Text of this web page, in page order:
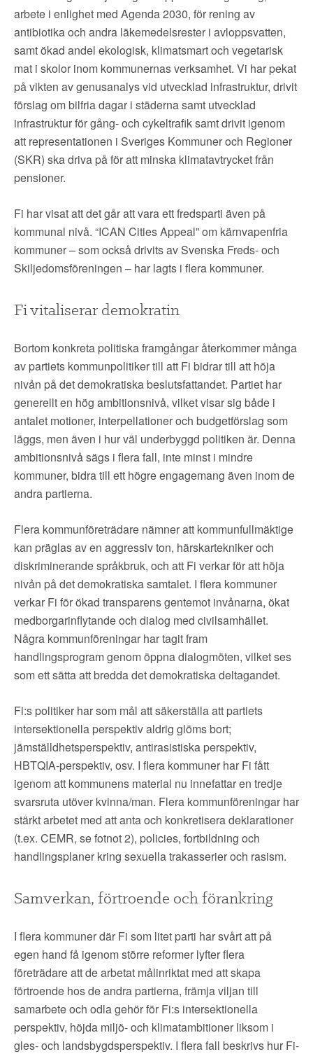
arbete i enlighet med Agenda 2030, för rening av
antibiotika och andra läkemedelsrester i avloppsvatten,
samt ökad andel ekologisk, klimatsmart och vegetarisk
mat i skolor inom kommunernas verksamhet. Vi har pekat
på vikten av genusanalys vid utvecklad infrastruktur, drivit
förslag om bilfria dagar i städerna samt utvecklad
infrastruktur för gång- och cykeltrafik samt drivit igenom
att representationen i Sveriges Kommuner och Regioner
(SKR) ska driva på för att minska klimatavtrycket från
pensioner.
Fi har visat att det går att vara ett fredsparti även på
kommunal nivå. “ICAN Cities Appeal” om kärnvapenfria
kommuner – som också drivits av Svenska Freds- och
Skiljedomsföreningen – har lagts i flera kommuner.
Fi vitaliserar demokratin
Bortom konkreta politiska framgångar återkommer många
av partiets kommunpolitiker till att Fi bidrar till att höja
nivån på det demokratiska beslutsfattandet. Partiet har
generellt en hög ambitionsnivå, vilket visar sig både i
antalet motioner, interpellationer och budgetförslag som
läggs, men även i hur väl underbyggd politiken är. Denna
ambitionsnivå sägs i flera fall, inte minst i mindre
kommuner, bidra till ett högre engagemang även inom de
andra partierna.
Flera kommunföreträdare nämner att kommunfullmäktige
kan präglas av en aggressiv ton, härskartekniker och
diskriminerande språkbruk, och att Fi verkar för att höja
nivån på det demokratiska samtalet. I flera kommuner
verkar Fi för ökad transparens gentemot invånarna, ökat
medborgarinflytande och dialog med civilsamhället.
Några kommunföreningar har tagit fram
handlingsprogram genom öppna dialogmöten, vilket ses
som ett sätta att bredda det demokratiska deltagandet.
Fi:s politiker har som mål att säkerställa att partiets
intersektionella perspektiv aldrig glöms bort;
jämställdhetsperspektiv, antirasistiska perspektiv,
HBTQIA-perspektiv, osv. I flera kommuner har Fi fått
igenom att kommunens material nu innefattar en tredje
svarsruta utöver kvinna/man. Flera kommunföreningar har
stärkt arbetet med att anta och konkretisera deklarationer
(t.ex. CEMR, se fotnot 2), policies, fortbildning och
handlingsplaner kring sexuella trakasserier och rasism.
Samverkan, förtroende och förankring
I flera kommuner där Fi som litet parti har svårt att på
egen hand få igenom större reformer lyfter flera
företrädare att de arbetat målinriktat med att skapa
förtroende hos de andra partierna, främja viljan till
samarbete och odla gehör för Fi:s intersektionella
perspektiv, höjda miljö- och klimatambitioner liksom i
gles- och landsbygdsperspektiv. I flera fall beskrivs hur Fi-